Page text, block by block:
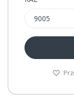
9005